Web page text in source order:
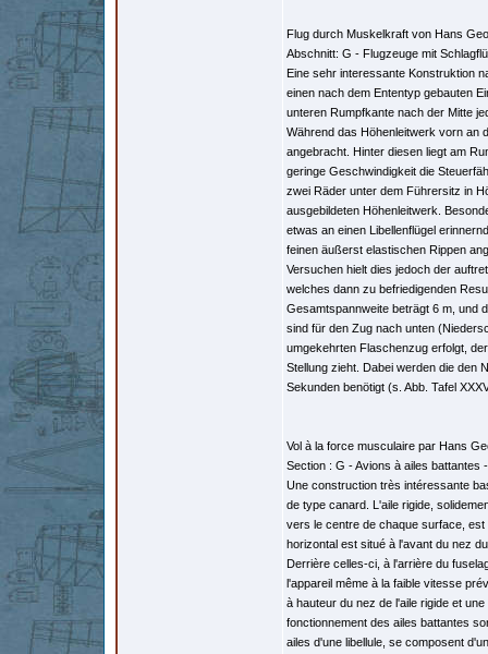
Flug durch Muskelkraft von Hans
Abschnitt: G - Flugzeuge mit
Eine sehr interessante Konstruktion
einen nach dem Ententyp gebauten
unteren Rumpfkante nach der Mitte
Während das Höhenleitwerk vorn an
angebracht. Hinter diesen liegt am
geringe Geschwindigkeit die
zwei Räder unter dem Führersitz in
ausgebildeten Höhenleitwerk.
etwas an einen Libellenflügel
feinen äußerst elastischen Rippen
Versuchen hielt dies jedoch der
welches dann zu befriedigenden
Gesamtspannweite beträgt 6 m, und
sind für den Zug nach unten
umgekehrten Flaschenzug erfolgt,
Stellung zieht. Dabei werden die den
Sekunden benötigt (s. Abb. Tafel
Vol à la force musculaire par Hans
Section : G - Avions à ailes battantes
Une construction très intéressante
de type canard. L'aile rigide,
vers le centre de chaque surface,
horizontal est situé à l'avant du nez
Derrière celles-ci, à l'arrière du
l'appareil même à la faible vitesse
à hauteur du nez de l'aile rigide et
fonctionnement des ailes battantes
ailes d'une libellule, se composent